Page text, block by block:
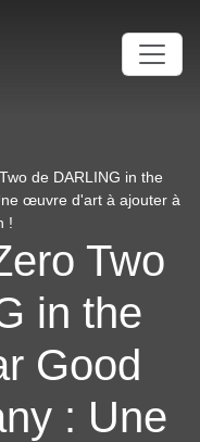
de DARLING in the
œuvre d'art à ajouter à
!
Two
in the
Good
: Une